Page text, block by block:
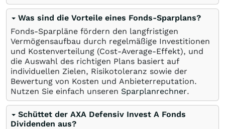
Was sind die Vorteile eines Fonds-Sparplans?
Fonds-Sparpläne fördern den langfristigen
Vermögensaufbau durch regelmäßige Investitionen
und Kostenverteilung (Cost-Average-Effekt), und
die Auswahl des richtigen Plans basiert auf
individuellen Zielen, Risikotoleranz sowie der
Bewertung von Kosten und Anbieterreputation.
Nutzen Sie einfach unseren Sparplanrechner.
Schüttet der AXA Defensiv Invest A Fonds
Dividenden aus?